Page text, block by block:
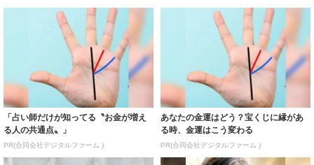
「占い師だけが知ってる〝お金が増え
る人の共通点〟」
PR(合同会社デジタルファーム )
あなたの金運はどう？宝くじに縁があ
る時、金運はこう変わる
PR(合同会社デジタルファーム )